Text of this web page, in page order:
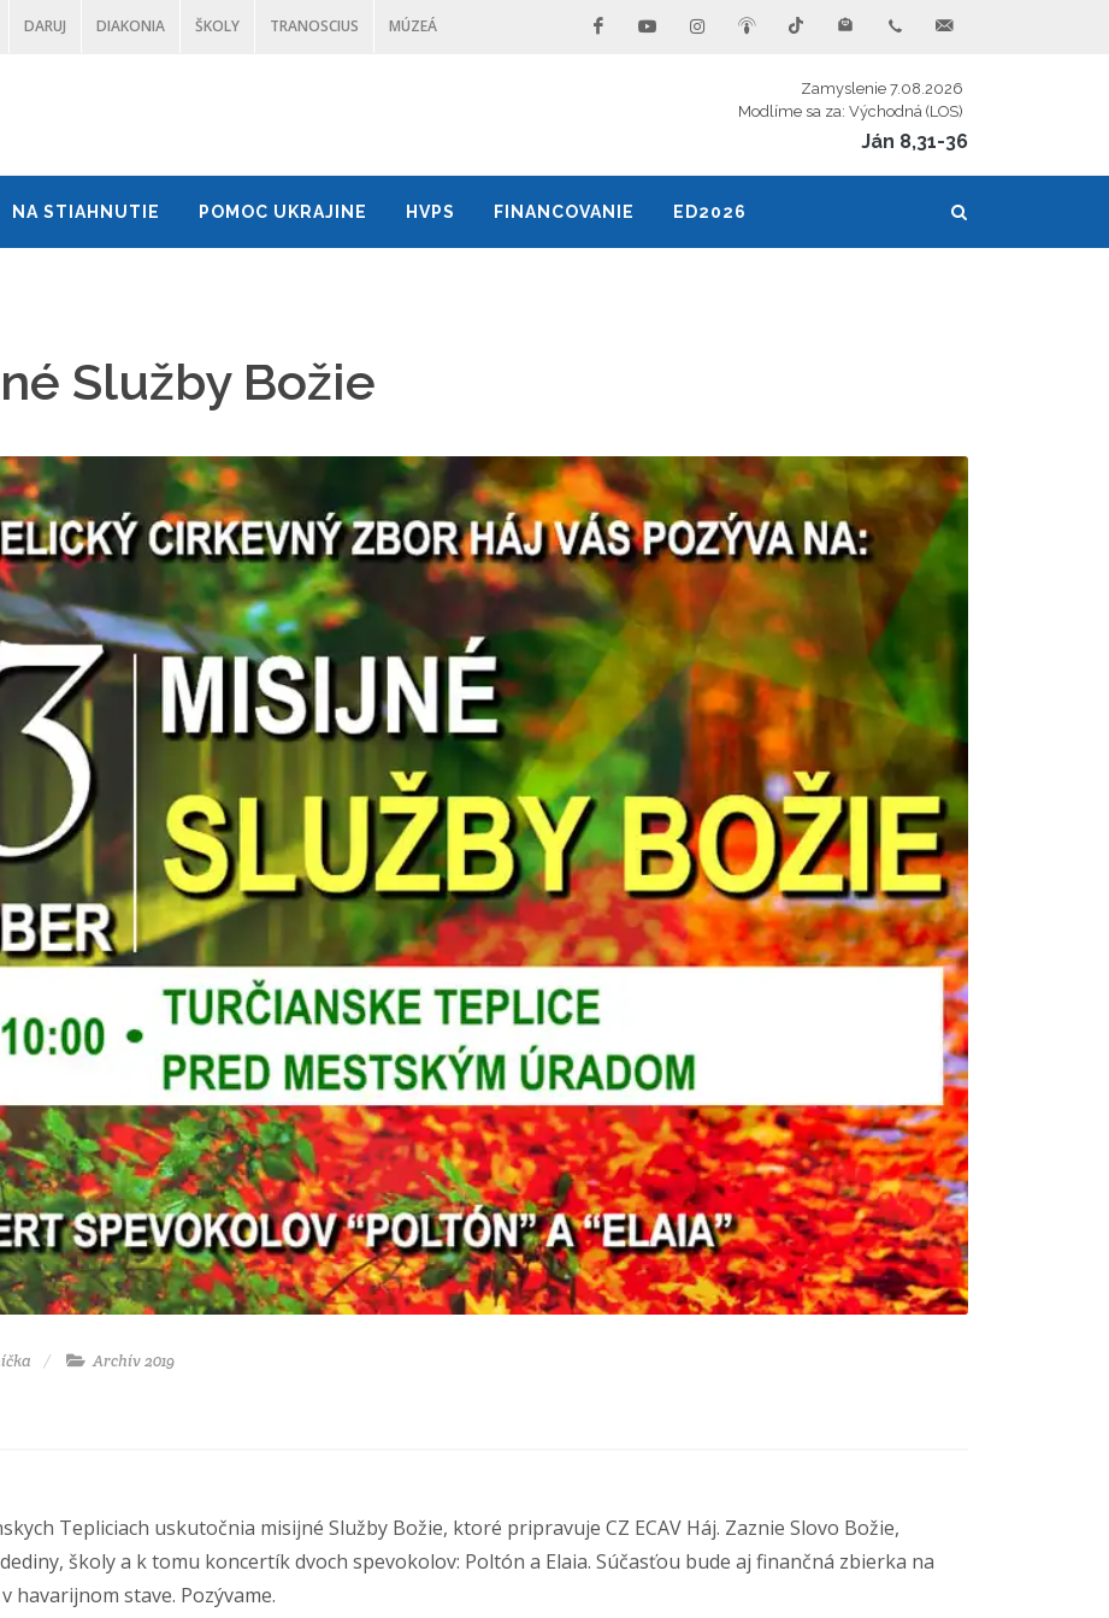
DARUJ DIAKONIA ŠKOLY TRANOSCIUS MÚZEÁ
Zamyslenie 7.08.2026
Modlíme sa za: Východná (LOS)
Ján 8,31-36
NA STIAHNUTIE POMOC UKRAJINE HVPS FINANCOVANIE ED2026
Služby Božie
Archív 2019
Tepliciach uskutočnia misijné Služby Božie, ktoré pripravuje CZ ECAV Háj. Zaznie Slovo Božie,
školy a k tomu koncertík dvoch spevokolov: Poltón a Elaia. Súčasťou bude aj finančná zbierka na
havarijnom stave. Pozývame.